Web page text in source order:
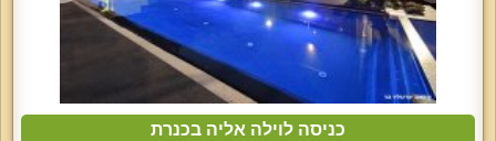
כניסה לוילה אליה בכנרת